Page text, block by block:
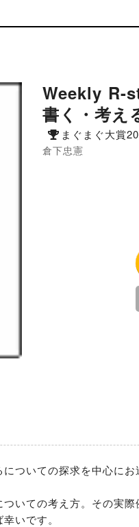
Weekly R-
書く・考え
まぐまぐ大賞
倉下忠憲
ついての探求を中心にお
いての考え方。その実
いです。